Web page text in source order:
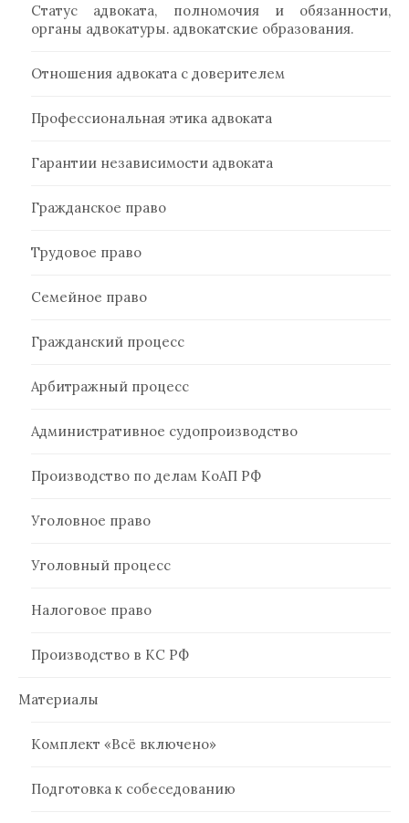
Статус адвоката, полномочия и обязанности,
органы адвокатуры. адвокатские образования.
Отношения адвоката с доверителем
Профессиональная этика адвоката
Гарантии независимости адвоката
Гражданское право
Трудовое право
Семейное право
Гражданский процесс
Арбитражный процесс
Административное судопроизводство
Производство по делам КоАП РФ
Уголовное право
Уголовный процесс
Налоговое право
Производство в КС РФ
Материалы
Комплект «Всё включено»
Подготовка к собеседованию